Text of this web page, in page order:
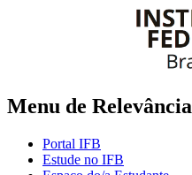
Menu de Relevância
Portal IFB
Estude no IFB